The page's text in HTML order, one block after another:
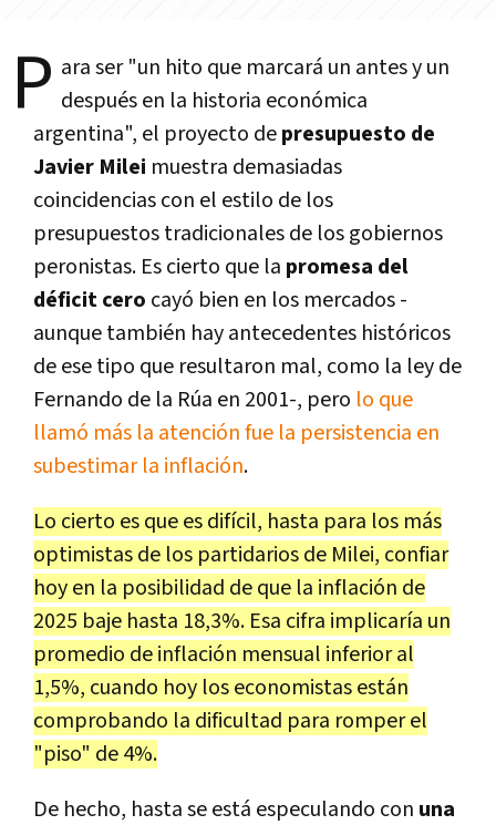
P ara ser "un hito que marcará un antes y un
después en la historia económica
argentina", el proyecto depresupuesto de
Javier Milei muestra demasiadas
coincidencias con el estilo de los
presupuestos tradicionales de los gobiernos
peronistas. Es cierto que la promesa del
déficit cero cayó bien en los mercados -
aunque también hay antecedentes históricos
de ese tipo que resultaron mal, como la ley de
Fernando de la Rúa en 2001-, pero lo que
llamó más la atención fue la persistencia en
subestimar la inflación.
Lo cierto es que es difícil, hasta para los más
optimistas de los partidarios de Milei, confiar
hoy en la posibilidad de que la inflación de
2025 baje hasta 18,3%. Esa cifra implicaría un
promedio de inflación mensual inferior al
1,5%, cuando hoy los economistas están
comprobando la dificultad para romper el
"piso" de 4%.
De hecho, hasta se está especulando con una